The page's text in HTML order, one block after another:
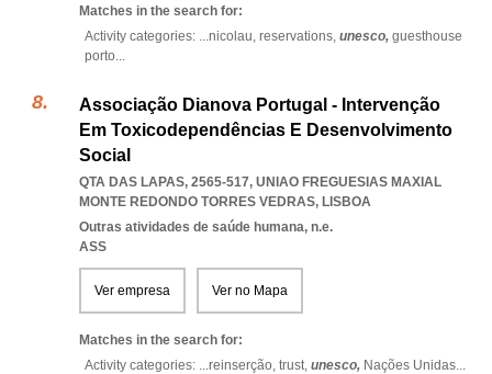
Matches in the search for:
Activity categories: ...nicolau, reservations, unesco, guesthouse
porto...
Associação Dianova Portugal - Intervenção
Em Toxicodependências E Desenvolvimento
Social
QTA DAS LAPAS, 2565-517, UNIAO FREGUESIAS MAXIAL
MONTE REDONDO TORRES VEDRAS, LISBOA
Outras atividades de saúde humana, n.e.
ASS
Ver empresa Ver no Mapa
Matches in the search for:
Activity categories: ...reinserção, trust, unesco, Nações Unidas...